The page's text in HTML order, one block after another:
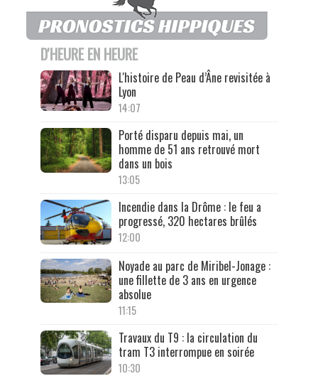
D'HEURE EN HEURE
L'histoire de Peau d’Âne revisitée à
Lyon
14:07
Porté disparu depuis mai, un
homme de 51 ans retrouvé mort
dans un bois
13:05
Incendie dans la Drôme : le feu a
progressé, 320 hectares brûlés
12:00
Noyade au parc de Miribel-Jonage :
une fillette de 3 ans en urgence
absolue
11:15
Travaux du T9 : la circulation du
tram T3 interrompue en soirée
10:30